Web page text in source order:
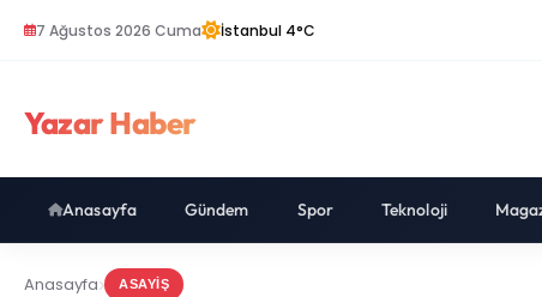
7 Ağustos 2026 Cuma İstanbul 4°C
Yazar Haber
Anasayfa Gündem Spor Teknoloji
Anasayfa ASAYIŞ